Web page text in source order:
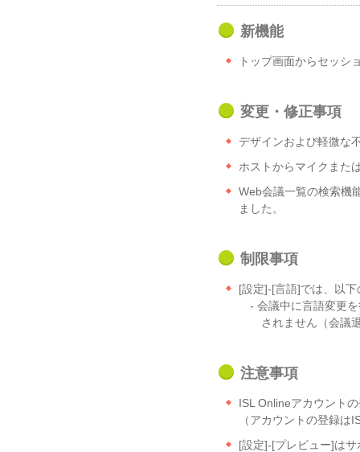
新機能
トップ画面からセッシ
変更・修正事項
デザインおよび軽微な
ホストからマイクまた
Web会議一覧の検索機
ました。
制限事項
[設定]-[言語]では、以
- 会議中に言語変更を
されません（会議退
注意事項
ISL Onlineアカウント
（アカウントの登録
[設定]-[プレビュー]は